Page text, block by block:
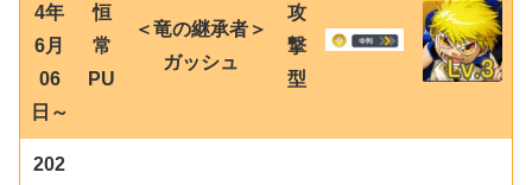
4年
6月
06
日～
恒
常
PU
＜竜の継承者＞
ガッシュ
攻
撃
型
202